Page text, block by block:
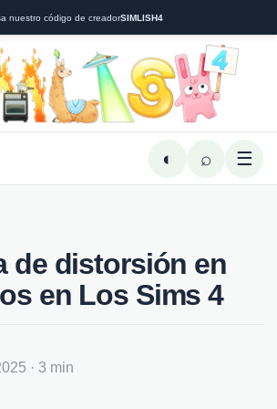
nuestro código de creadorSIMLISH4
◐ ⌕ ☰
de distorsión en
en Los Sims 4
· 3 min